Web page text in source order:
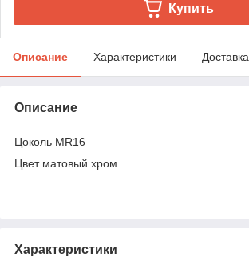
Купить
Описание Характеристики Доставка
Описание
Цоколь MR16
Цвет матовый хром
Характеристики